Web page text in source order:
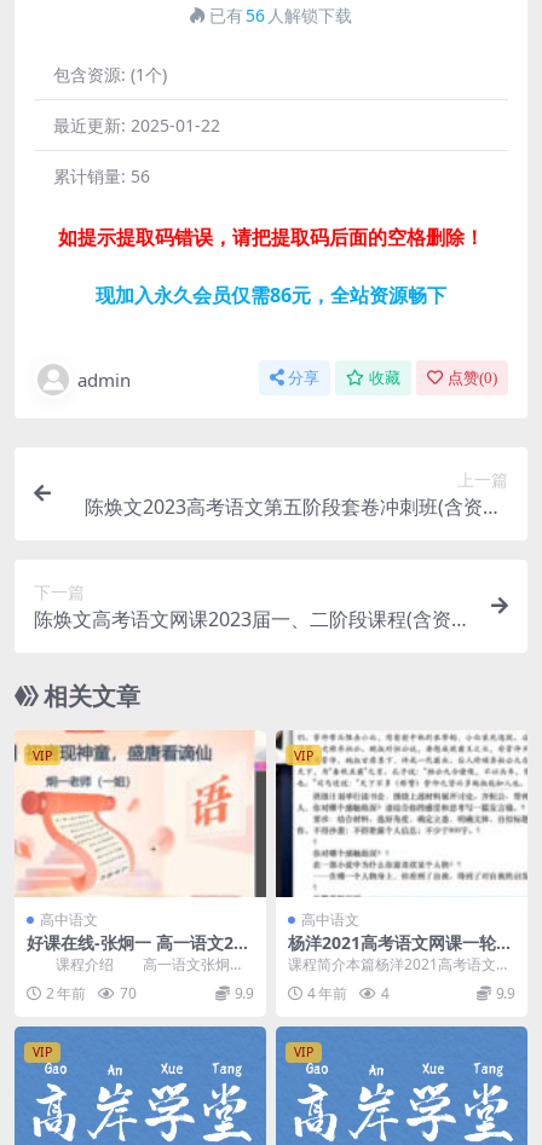
已有56 人解锁下载
包含资源: (1个)
最近更新: 2025-01-22
累计销量: 56
如提示提取码错误，请把提取码后面的空格删除！
现加入永久会员仅需86元，全站资源畅下
admin 分享 收藏 点赞(0)
上一篇
陈焕文2023高考语文第五阶段套卷冲刺班(含资料)
下一篇
陈焕文高考语文网课2023届一、二阶段课程(含资
相关文章
VIP
高中语文
好课在线-张炯一 高一语文202
4年寒假班 百度网盘分享下载
课程介绍 高一语文张炯一
好课在线课程，VIP会员可通过网盘
转存下载或者在线...
2 年前 70 9.9
VIP
高中语文
杨洋2021高考语文网课一轮上
下暑秋班全套资源下载(含电子
讲义 百度网盘)
课程简介本篇杨洋2021高考语文网
课一轮上下暑秋班全套资源下载，
由腾讯课堂平台-...
4 年前 4 9.9
VIP VIP